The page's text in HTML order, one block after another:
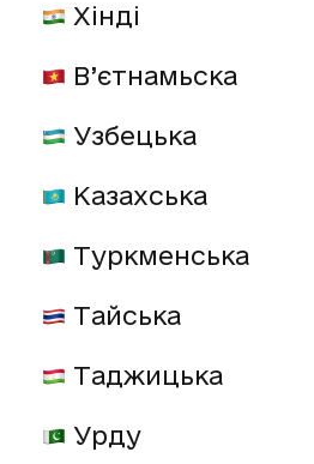
Хінді
В’єтнамьска
Узбецька
Казахська
Туркменська
Тайська
Таджицька
Урду